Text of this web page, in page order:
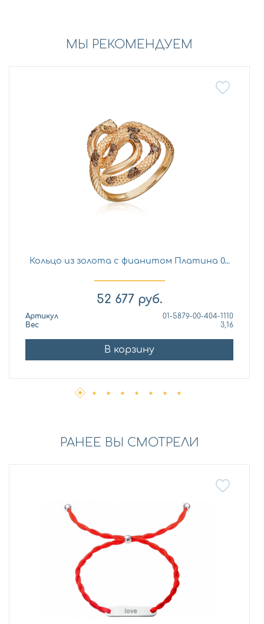
МЫ РЕКОМЕНДУЕМ
Кольцо из золота с фианитом Платина 0...
52 677 руб.
Артикул
01-5879-00-404-1110
Вес
3,16
В корзину
РАНЕЕ ВЫ СМОТРЕЛИ